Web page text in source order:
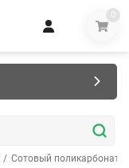
0
/ Сотовый поликарбонат